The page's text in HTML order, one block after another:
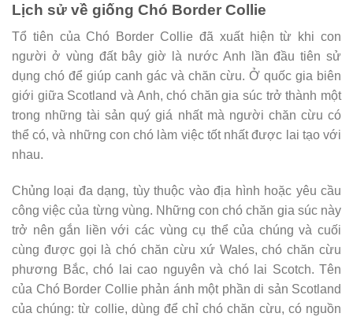
Lịch sử về giống Chó Border Collie
Tổ tiên của Chó Border Collie đã xuất hiện từ khi con
người ở vùng đất bây giờ là nước Anh lần đầu tiên sử
dụng chó để giúp canh gác và chăn cừu. Ở quốc gia biên
giới giữa Scotland và Anh, chó chăn gia súc trở thành một
trong những tài sản quý giá nhất mà người chăn cừu có
thể có, và những con chó làm việc tốt nhất được lai tạo với
nhau.
Chủng loại đa dạng, tùy thuộc vào địa hình hoặc yêu cầu
công việc của từng vùng. Những con chó chăn gia súc này
trở nên gắn liền với các vùng cụ thể của chúng và cuối
cùng được gọi là chó chăn cừu xứ Wales, chó chăn cừu
phương Bắc, chó lai cao nguyên và chó lai Scotch. Tên
của Chó Border Collie phản ánh một phần di sản Scotland
của chúng: từ collie, dùng để chỉ chó chăn cừu, có nguồn